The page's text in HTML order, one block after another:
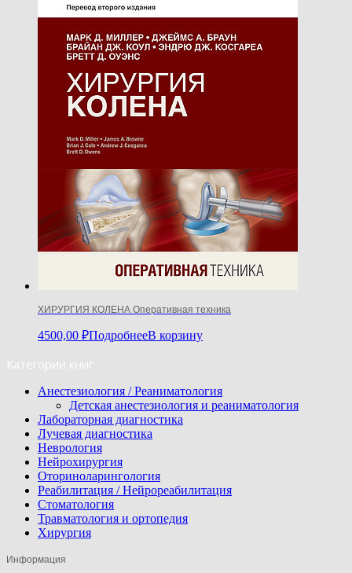
ХИРУРГИЯ КОЛЕНА Оперативная техника
4500,00 ₽ПодробнееВ корзину
Категории книг
Анестезиология / Реаниматология
Детская анестезиология и реаниматология
Лабораторная диагностика
Лучевая диагностика
Неврология
Нейрохирургия
Оториноларингология
Реабилитация / Нейрореабилитация
Стоматология
Травматология и ортопедия
Хирургия
Информация